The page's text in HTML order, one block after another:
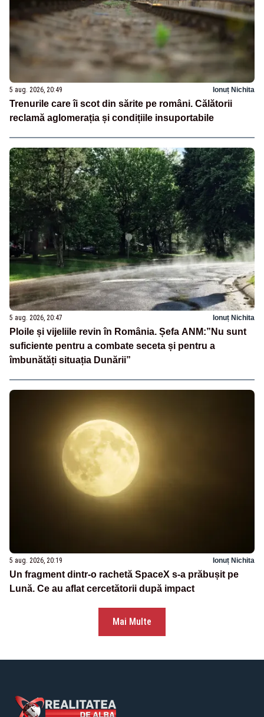
5 aug. 2026, 20:49 Ionuț Nichita
Trenurile care îi scot din sărite pe români. Călătorii
reclamă aglomerația și condițiile insuportabile
5 aug. 2026, 20:47 Ionuț Nichita
Ploile și vijeliile revin în România. Șefa ANM:”Nu sunt
suficiente pentru a combate seceta și pentru a
îmbunătăți situația Dunării”
5 aug. 2026, 20:19 Ionuț Nichita
Un fragment dintr-o rachetă SpaceX s-a prăbușit pe
Lună. Ce au aflat cercetătorii după impact
Mai Multe